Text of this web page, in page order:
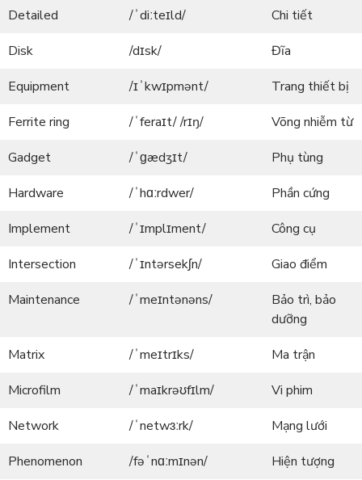
Detailed
/ˈdiːteɪld/
Chi tiết
Disk
/dɪsk/
Đĩa
Equipment
/ɪˈkwɪpmənt/
Trang thiết bị
Ferrite ring
/ˈferaɪt/ /rɪŋ/
Võng nhiễm từ
Gadget
/ˈɡædʒɪt/
Phụ tùng
Hardware
/ˈhɑːrdwer/
Phần cứng
Implement
/ˈɪmplɪment/
Công cụ
Intersection
/ˈɪntərsekʃn/
Giao điểm
Maintenance
/ˈmeɪntənəns/
Bảo trì, bảo
dưỡng
Matrix
/ˈmeɪtrɪks/
Ma trận
Microfilm
/ˈmaɪkrəʊfɪlm/
Vi phim
Network
/ˈnetwɜːrk/
Mạng lưới
Phenomenon
/fəˈnɑːmɪnən/
Hiện tượng